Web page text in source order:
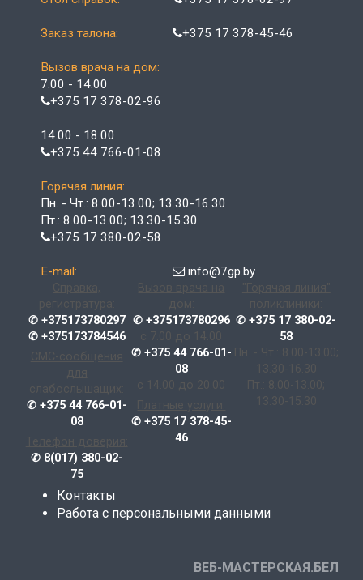
Заказ талона: +375 17 378-45-46
Вызов врача на дом:
7.00 - 14.00
+375 17 378-02-96
14.00 - 18.00
+375 44 766-01-08
Горячая линия:
Пн. - Чт.: 8.00-13.00; 13.30-16.30
Пт.: 8.00-13.00; 13.30-15.30
+375 17 380-02-58
E-mail: info@7gp.by
Справка,
регистратура:
✆ +375173780297
✆ +375173784546
СМС-сообщения
для
слабослышащих:
✆ +375 44 766-01-
08
Телефон доверия:
✆ 8(017) 380-02-
75
Вызов врача на
дом:
✆ +375173780296
с 7.00 до 14.00
✆ +375 44 766-01-
08
с 14.00 до 20.00
Платные услуги:
✆ +375 17 378-45-
46
"Горячая линия"
поликлиники:
✆ +375 17 380-02-
58
Пн. - Чт.: 8.00-13.00;
13.30-16.30
Пт.: 8.00-13.00;
13.30-15.30
Контакты
Работа с персональными данными
ВЕБ-МАСТЕРСКАЯ.БЕЛ